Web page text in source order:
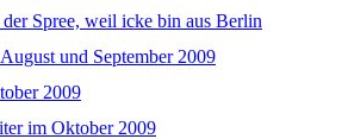
Spree, weil icke bin aus Berlin
und September 2009
2009
im Oktober 2009